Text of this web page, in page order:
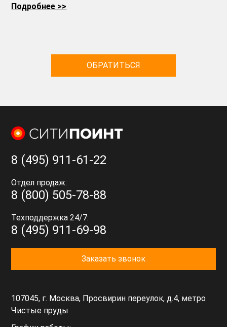
Подробнее >>
ОБРАТИТЬСЯ
8 (495) 911-61-22
Отдел продаж:
8 (800) 505-78-88
Техподдержка 24/7:
8 (495) 911-69-98
Заказать звонок
107045, г. Москва, Просвирин переулок, д.4, метро
Чистые пруды